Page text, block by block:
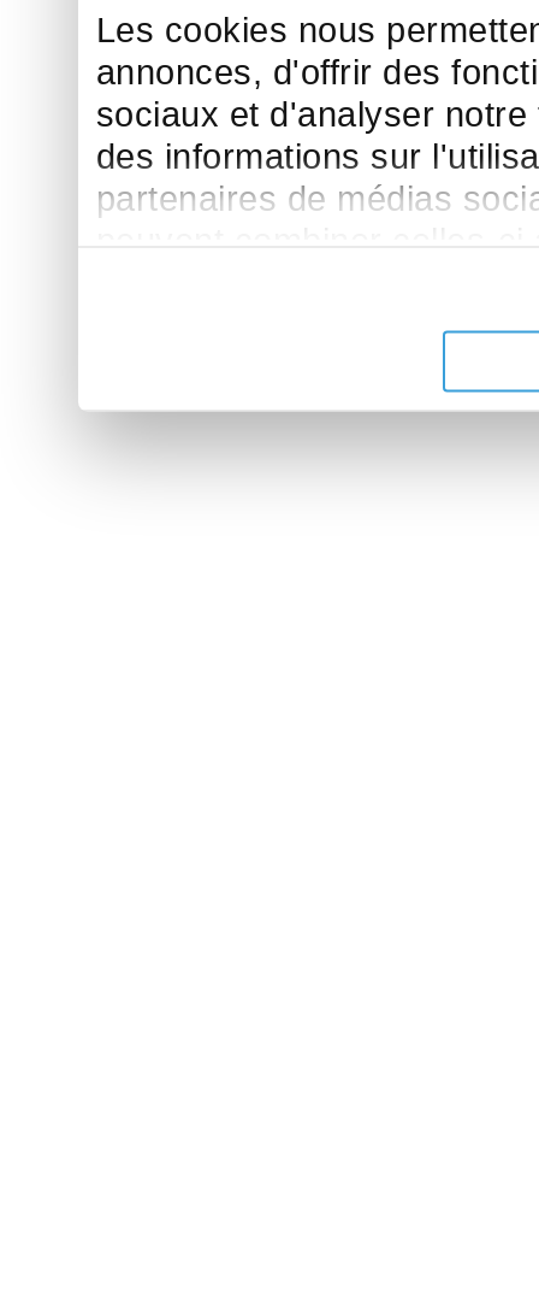
Les cookies nous
annonces, d'offrir des
sociaux et d'analyser
des informations sur
partenaires de médias